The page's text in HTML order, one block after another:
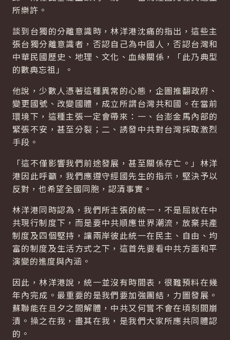
所樂許。
談到台獨的分離意識時，林洋港沈痛的指出，這些主
張台獨分離意識者，否認自己為中國人，否認台灣和
中華民國歷史、地理、文化、血緣關係，「此乃典型
的數典忘祖」。
他說，少數人憑著這種異常的心態，企圖推翻政府、
變更國號、改變國體，成立所謂台灣共和國。在當前
環境下，這種主張一定會帶來：一、台澎金馬內部的
緊張不安，甚至分裂；二、誘發中共對台灣採取激烈
手段。
「這不僅影響我們前途發展，甚至關係存亡。」林洋
港因此呼籲，我們應遵守經國先生的指示，堅決予以
反對，也希望全國同胞，認清事實。
林洋港同時認為，我們所主張的統一，不是屈就在中
共現行制度下，而是要中共順應世界潮流，放棄共產
制度及四個堅持，讓兩岸彼此統一在民主、自由、均
富的制度及生活方式之下，這首先要看中共方面和平
演變的進度與內涵。
因此，林洋港說，統一並沒有時間表，很難預料在幾
年內完成。最重要的是我們要加強團結，力圖發展。
蘇聯能在旦夕之間解體，中共又何嘗不會在頃刻間崩
潰。操之在我，盡其在我，是我們大家所應共同體認
的。